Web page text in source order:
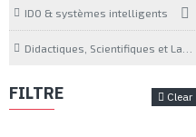
IDO & systèmes intelligents
FILTRE Clear